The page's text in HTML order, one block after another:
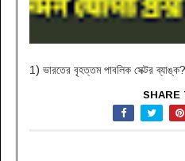
1) ভারতের বৃহত্তম পাবলিক সেক্টর
SHARE